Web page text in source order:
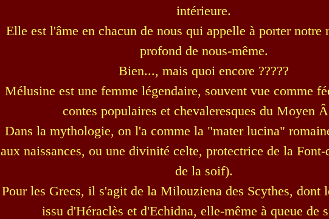
intérieure.
Elle est l'âme en chacun de nous qui appelle à porter notre
profond de nous-même.
Bien..., mais quoi encore ?????
Mélusine est une femme légendaire, souvent vue comme
contes populaires et chevaleresques du Moyen
Dans la mythologie, on l'a comme la "mater lucina"
aux naissances, ou une divinité celte, protectrice de la Font-
de la soif).
Pour les Grecs, il s'agit de la Milouziena des Scythes, dont
issu d'Héraclès et d'Echidna, elle-même à queue de